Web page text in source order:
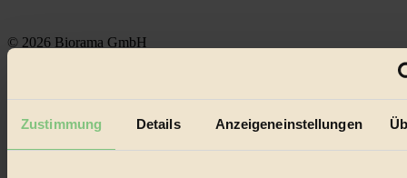
Zustimmung Details Anzeigeneinstellungen
© 2026 Biorama GmbH
Biorama steht für einen nachhaltigen Lebensstil und bewussten
Lebenswandel. Es ist eine moderne Plattform für Ideen, Menschen